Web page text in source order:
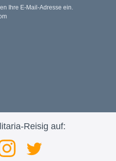
Ihre E-Mail-Adresse ein.
Reisig auf: